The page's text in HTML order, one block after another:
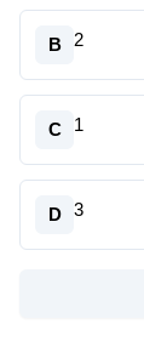
B 2
C 1
D 3